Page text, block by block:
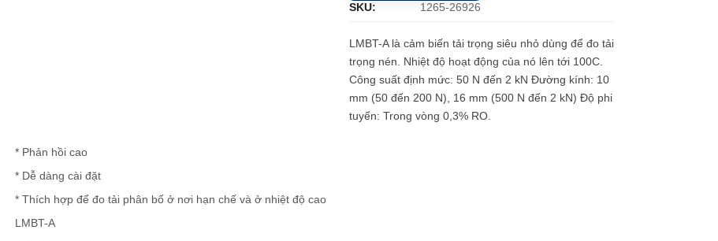
SKU: 1265-26926
LMBT-A là cảm biến tải trọng siêu nhỏ dùng để đo tải
trọng nén. Nhiệt độ hoạt động của nó lên tới 100C.
Công suất định mức: 50 N đến 2 kN Đường kính: 10
mm (50 đến 200 N), 16 mm (500 N đến 2 kN) Độ phi
tuyến: Trong vòng 0,3% RO.
* Phản hồi cao
* Dễ dàng cài đặt
* Thích hợp để đo tải phân bố ở nơi hạn chế và ở nhiệt độ cao
LMBT-A